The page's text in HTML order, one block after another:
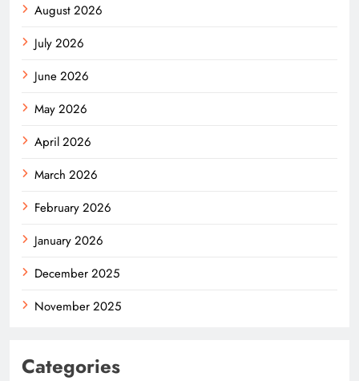
August 2026
July 2026
June 2026
May 2026
April 2026
March 2026
February 2026
January 2026
December 2025
November 2025
Categories